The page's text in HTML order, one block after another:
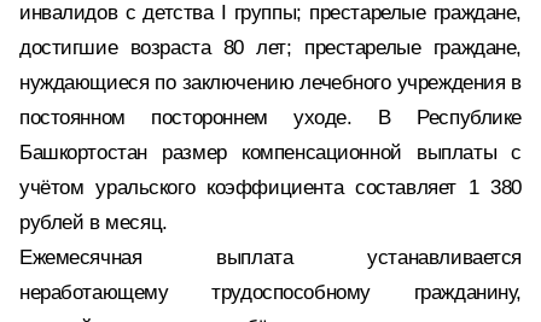
инвалидов с детства I группы; престарелые граждане,
достигшие возраста 80 лет; престарелые граждане,
нуждающиеся по заключению лечебного учреждения в
постоянном постороннем уходе. В Республике
Башкортостан размер компенсационной выплаты с
учётом уральского коэффициента составляет 1 380
рублей в месяц.
Ежемесячная выплата устанавливается
неработающему трудоспособному гражданину,